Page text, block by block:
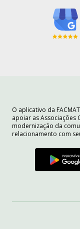
O aplicativo da
apoiar as Associações
modernização da
relacionamento com